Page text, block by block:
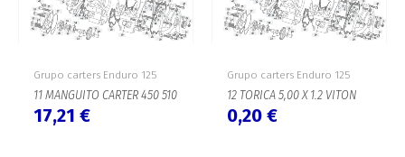
Grupo carters Enduro 125
11 MANGUITO CARTER 450 510
17,21 €
Grupo carters Enduro 125
12 TORICA 5,00 X 1.2 VITON
0,20 €